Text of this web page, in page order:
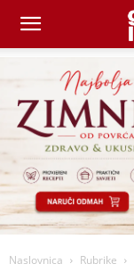
Naslovnica Rubrike